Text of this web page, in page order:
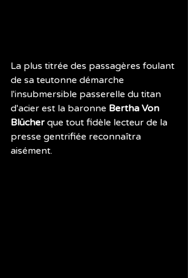
La plus titrée des passagères foulant
de sa teutonne démarche
l'insubmersible passerelle du titan
d'acier est la baronne Bertha Von
Blücher que tout fidèle lecteur de la
presse gentrifiée reconnaîtra
aisément.